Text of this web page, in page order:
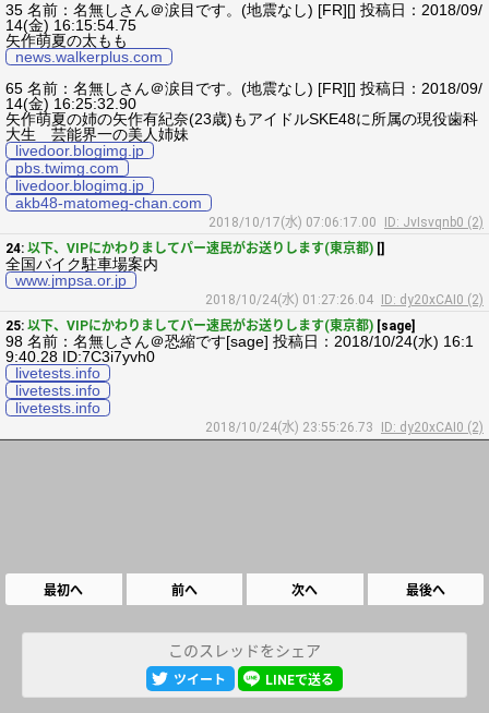
35 名前：名無しさん＠涙目です。(地震なし) [FR][] 投稿日：2018/09/
14(金) 16:15:54.75
矢作萌夏の太もも
news.walkerplus.com
65 名前：名無しさん＠涙目です。(地震なし) [FR][] 投稿日：2018/09/
14(金) 16:25:32.90
矢作萌夏の姉の矢作有紀奈(23歳)もアイドルSKE48に所属の現役歯科
大生 芸能界一の美人姉妹
livedoor.blogimg.jp
pbs.twimg.com
livedoor.blogimg.jp
akb48-matomeg-chan.com
2018/10/17(水) 07:06:17.00
ID: JvIsvqnb0 (2)
24: 以下、VIPにかわりましてパー速民がお送りします(東京都) []
全国バイク駐車場案内
www.jmpsa.or.jp
2018/10/24(水) 01:27:26.04
ID: dy20xCAI0 (2)
25: 以下、VIPにかわりましてパー速民がお送りします(東京都) [sage]
98 名前：名無しさん＠恐縮です[sage] 投稿日：2018/10/24(水) 16:1
9:40.28 ID:7C3i7yvh0
livetests.info
livetests.info
livetests.info
2018/10/24(水) 23:55:26.73 ID: dy20xCAI0 (2)
最初へ 前へ 次へ 最後へ
このスレッドをシェア
ツイート LINEで送る